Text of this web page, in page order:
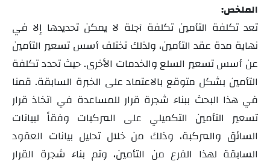
الملخص:
تعد تكلفة التأمين تكلفة آجلة لا يمكن تحديدها إلا في
نهاية مدة عقد التأمين، ولذلك تختلف أسس تسعير التأمين
عن أسس تسعير السلع والخدمات الأخرى. حيث تحدد تكلفة
التأمين بشكل متوقع بالاعتماد على الخبرة السابقة. قمنا
في هذا البحث ببناء شجرة قرار للمساعدة في اتخاذ قرار
تسعير التأمين التكميلي على المركبات وفقاً لبيانات
السائق والمركبة، وذلك من خلال تحليل بيانات العقود
السابقة لهذا الفرع من التأمين، وتم بناء شجرة القرار